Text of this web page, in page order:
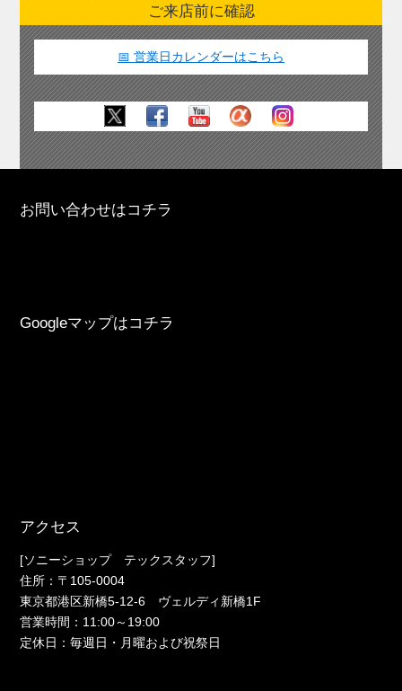
ご来店前に確認
📅 営業日カレンダーはこちら
お問い合わせはコチラ
Googleマップはコチラ
アクセス
[ソニーショップ テックスタッフ]
住所：〒105-0004
東京都港区新橋5-12-6 ヴェルディ新橋1F
営業時間：11:00～19:00
定休日：毎週日・月曜および祝祭日